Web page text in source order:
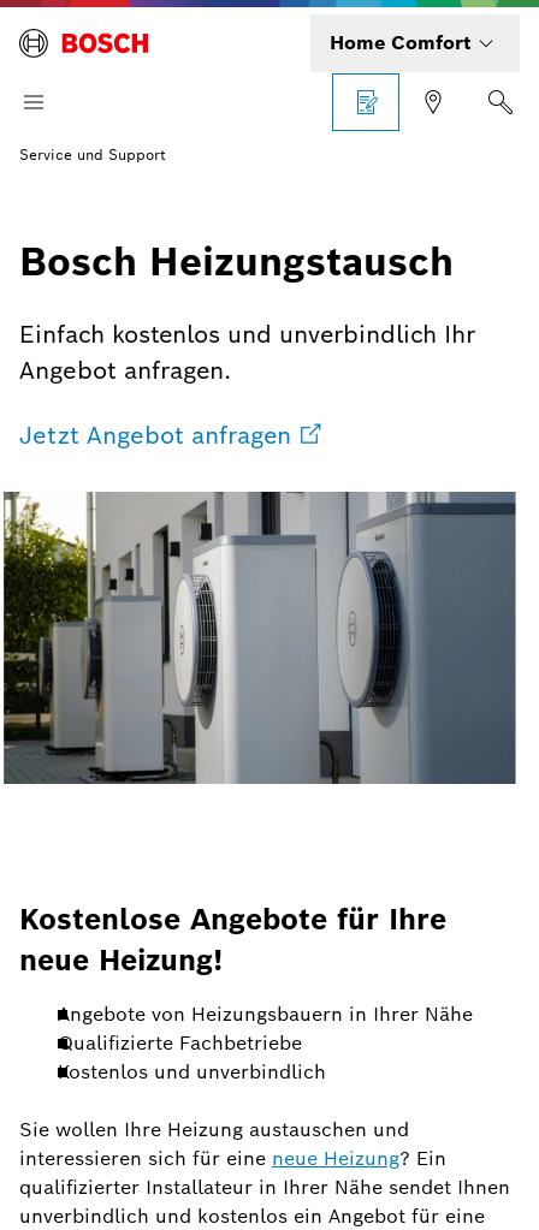
Home Comfort
Service und Support
Bosch Heizungstausch
Einfach kostenlos und unverbindlich Ihr
Angebot anfragen.
Jetzt Angebot anfragen
Kostenlose Angebote für Ihre
neue Heizung!
Angebote von Heizungsbauern in Ihrer Nähe
Qualifizierte Fachbetriebe
Kostenlos und unverbindlich
Sie wollen Ihre Heizung austauschen und
interessieren sich für eine neue Heizung? Ein
qualifizierter Installateur in Ihrer Nähe sendet Ihnen
unverbindlich und kostenlos ein Angebot für eine